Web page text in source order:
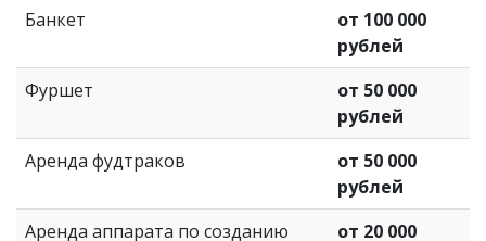
Банкет
от 100 000
рублей
Фуршет
от 50 000
рублей
Аренда фудтраков
от 50 000
рублей
Аренда аппарата по созданию
от 20 000